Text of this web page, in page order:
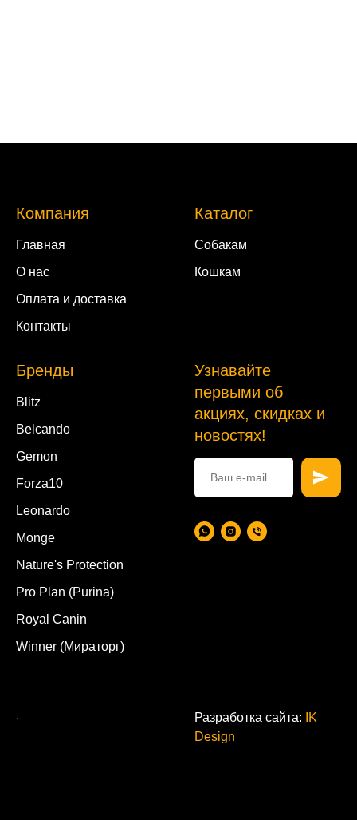
Компания
Главная
О нас
Оплата и доставка
Контакты
Каталог
Собакам
Кошкам
Бренды
Blitz
Belcando
Gemon
Forza10
Leonardo
Monge
Nature's Protection
Pro Plan (Purina)
Royal Canin
Winner (Мираторг)
Узнавайте
первыми об
акциях, скидках и
новостях!
Разработка сайта:
IK
Design